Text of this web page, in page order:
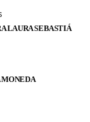
LAURA SEBASTIÁ